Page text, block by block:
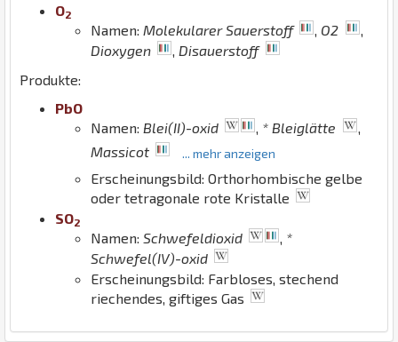
O2
Namen: Molekularer Sauerstoff , O2
,
Dioxygen
, Disauerstoff
Produkte:
PbO
Namen: Blei(II)-oxid , * Bleiglätte
,
Massicot
... mehr anzeigen
Erscheinungsbild: Orthorhombische gelbe
oder tetragonale rote Kristalle
SO2
Namen: Schwefeldioxid , *
Schwefel(IV)-oxid
Erscheinungsbild: Farbloses, stechend
riechendes, giftiges Gas